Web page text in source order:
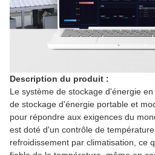
Description du produit :
Le système de stockage d'énergie
de stockage d'énergie portable et
pour répondre aux exigences du
est doté d'un contrôle de
refroidissement par climatisation, ce